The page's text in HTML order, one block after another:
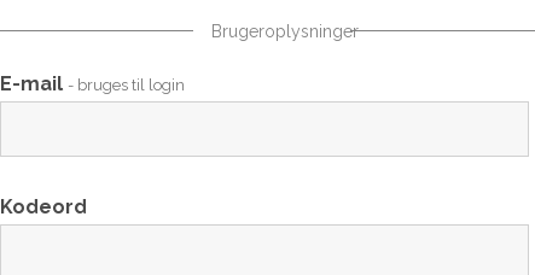
Brugeroplysninger
E-mail - bruges til login
Kodeord